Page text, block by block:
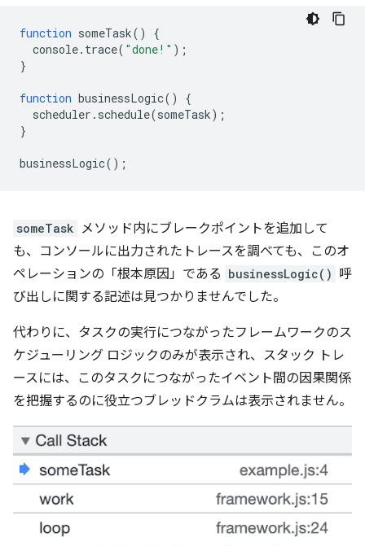
function someTask()
{
console. trace( "done!" );
}
function businessLogic()
{
scheduler . schedule(someTask);
}
businessLogic();
someTask メソッド内にブレークポイントを追加して
も、コンソールに出力されたトレースを調べても、このオ
ペレーションの「根本原因」である businessLogic() 呼
び出しに関する記述は見つかりませんでした。
代わりに、タスクの実行につながったフレームワークのス
ケジューリング ロジックのみが表示され、スタック トレ
ースには、このタスクにつながったイベント間の因果関係
を把握するのに役立つブレッドクラムは表示されません。